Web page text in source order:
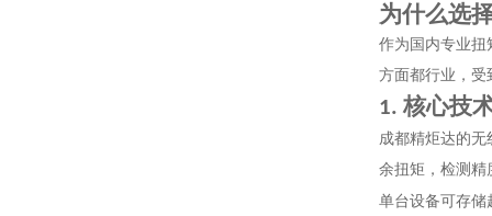
为什么选
作为国内专业扭
方面都行业，受
1. 核心技
成都精炬达的
余扭矩，检测精
单台设备可存储